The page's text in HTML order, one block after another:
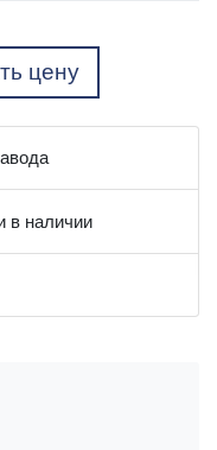
цену
в наличии